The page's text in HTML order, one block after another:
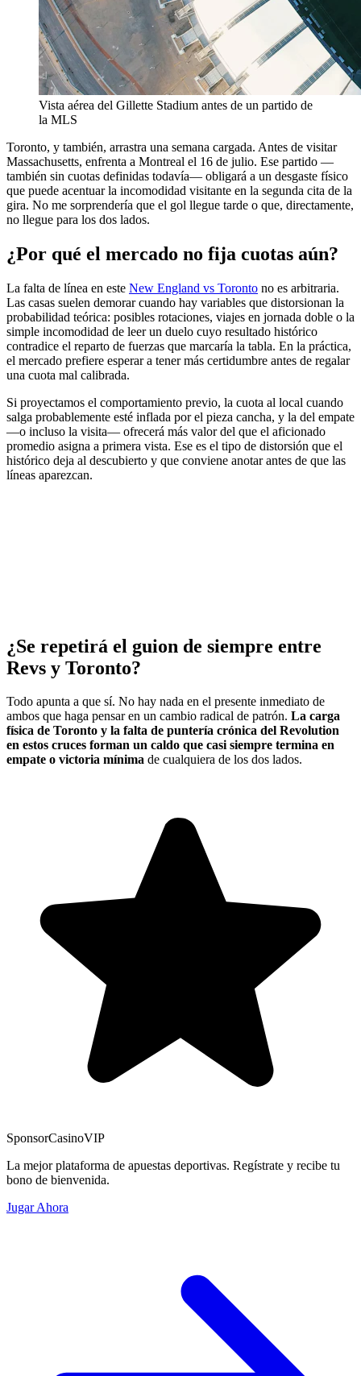
Vista aérea del Gillette Stadium antes de un partido de
la MLS
Toronto, y también, arrastra una semana cargada. Antes de visitar
Massachusetts, enfrenta a Montreal el 16 de julio. Ese partido —
también sin cuotas definidas todavía— obligará a un desgaste físico
que puede acentuar la incomodidad visitante en la segunda cita de la
gira. No me sorprendería que el gol llegue tarde o que, directamente,
no llegue para los dos lados.
¿Por qué el mercado no fija cuotas aún?
La falta de línea en este New England vs Toronto no es arbitraria.
Las casas suelen demorar cuando hay variables que distorsionan la
probabilidad teórica: posibles rotaciones, viajes en jornada doble o la
simple incomodidad de leer un duelo cuyo resultado histórico
contradice el reparto de fuerzas que marcaría la tabla. En la práctica,
el mercado prefiere esperar a tener más certidumbre antes de regalar
una cuota mal calibrada.
Si proyectamos el comportamiento previo, la cuota al local cuando
salga probablemente esté inflada por el pieza cancha, y la del empate
—o incluso la visita— ofrecerá más valor del que el aficionado
promedio asigna a primera vista. Ese es el tipo de distorsión que el
histórico deja al descubierto y que conviene anotar antes de que las
líneas aparezcan.
¿Se repetirá el guion de siempre entre
Revs y Toronto?
Todo apunta a que sí. No hay nada en el presente inmediato de
ambos que haga pensar en un cambio radical de patrón. La carga
física de Toronto y la falta de puntería crónica del Revolution
en estos cruces forman un caldo que casi siempre termina en
empate o victoria mínima de cualquiera de los dos lados.
SponsorCasinoVIP
La mejor plataforma de apuestas deportivas. Regístrate y recibe tu
bono de bienvenida.
Jugar Ahora